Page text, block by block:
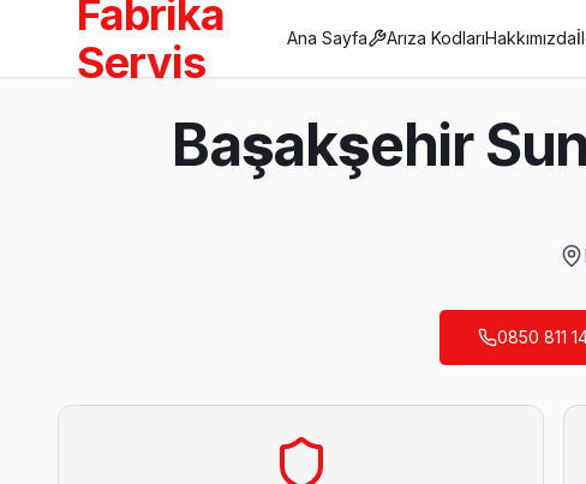
Başakşehir'da Mahalle Mahalle Sunny TV Servis
Başakşehir'da Altınşehir mahallesi Sunny kullanıcıları arıza
Fabrika
Servis
Ana Sayfa Arıza KodlarıHakkımızda
Başakşehir
0850 811